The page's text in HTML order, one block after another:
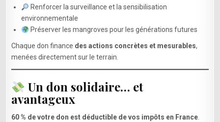
Renforcer la surveillance et la sensibilisation
environnementale
Préserver les mangroves pour les générations futures
Chaque don finance des actions concrètes et mesurables,
menées directement sur le terrain.
Un don solidaire… et
avantageux
60 % de votre don est déductible de vos impôts en France.